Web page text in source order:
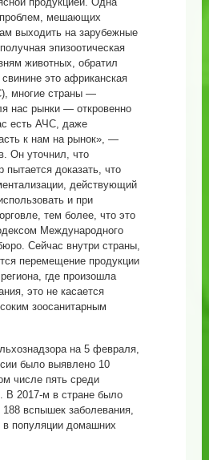
проблем, мешающих
выходить на зарубежные
эпизоотическая
животных, обратил
это африканская
многие страны —
нас рынки — откровенно
есть АЧС, даже
к нам на рынок», —
Он уточнил, что
пытается доказать, что
действующий
и при
тем более, что это
Международного
Сейчас внутри страны,
перемещение продукции
где произошла
это не касается
зоосанитарным
на 5 февраля,
было выявлено 10
числе пять среди
В 2017-м в стране было
188 вспышек заболевания,
популяции домашних